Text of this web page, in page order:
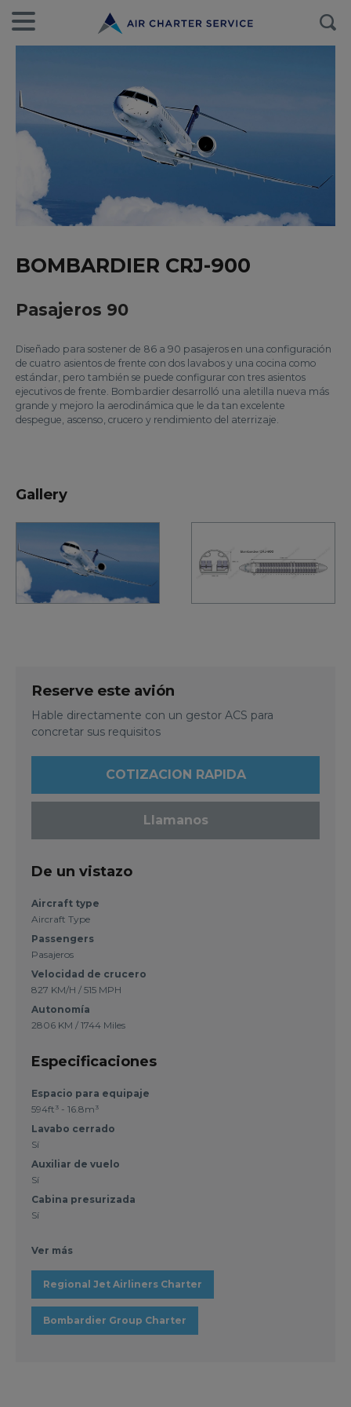
BOMBARDIER CRJ-900
Pasajeros 90
Diseñado para sostener de 86 a 90 pasajeros en una configuración
de cuatro asientos de frente con dos lavabos y una cocina como
estándar, pero también se puede configurar con tres asientos
ejecutivos de frente. Bombardier desarrolló una aletilla nueva más
grande y mejoro la aerodinámica que le da tan excelente
despegue, ascenso, crucero y rendimiento del aterrizaje.
Gallery
Reserve este avión
Hable directamente con un gestor ACS para
concretar sus requisitos
COTIZACION RAPIDA
Llamanos
De un vistazo
Aircraft type
Aircraft Type
Passengers
Pasajeros
Velocidad de crucero
827 KM/H / 515 MPH
Autonomía
2806 KM / 1744 Miles
Especificaciones
Espacio para equipaje
594ft³ - 16.8m³
Lavabo cerrado
Sí
Auxiliar de vuelo
Sí
Cabina presurizada
Sí
Ver más
Regional Jet Airliners Charter
Bombardier Group Charter